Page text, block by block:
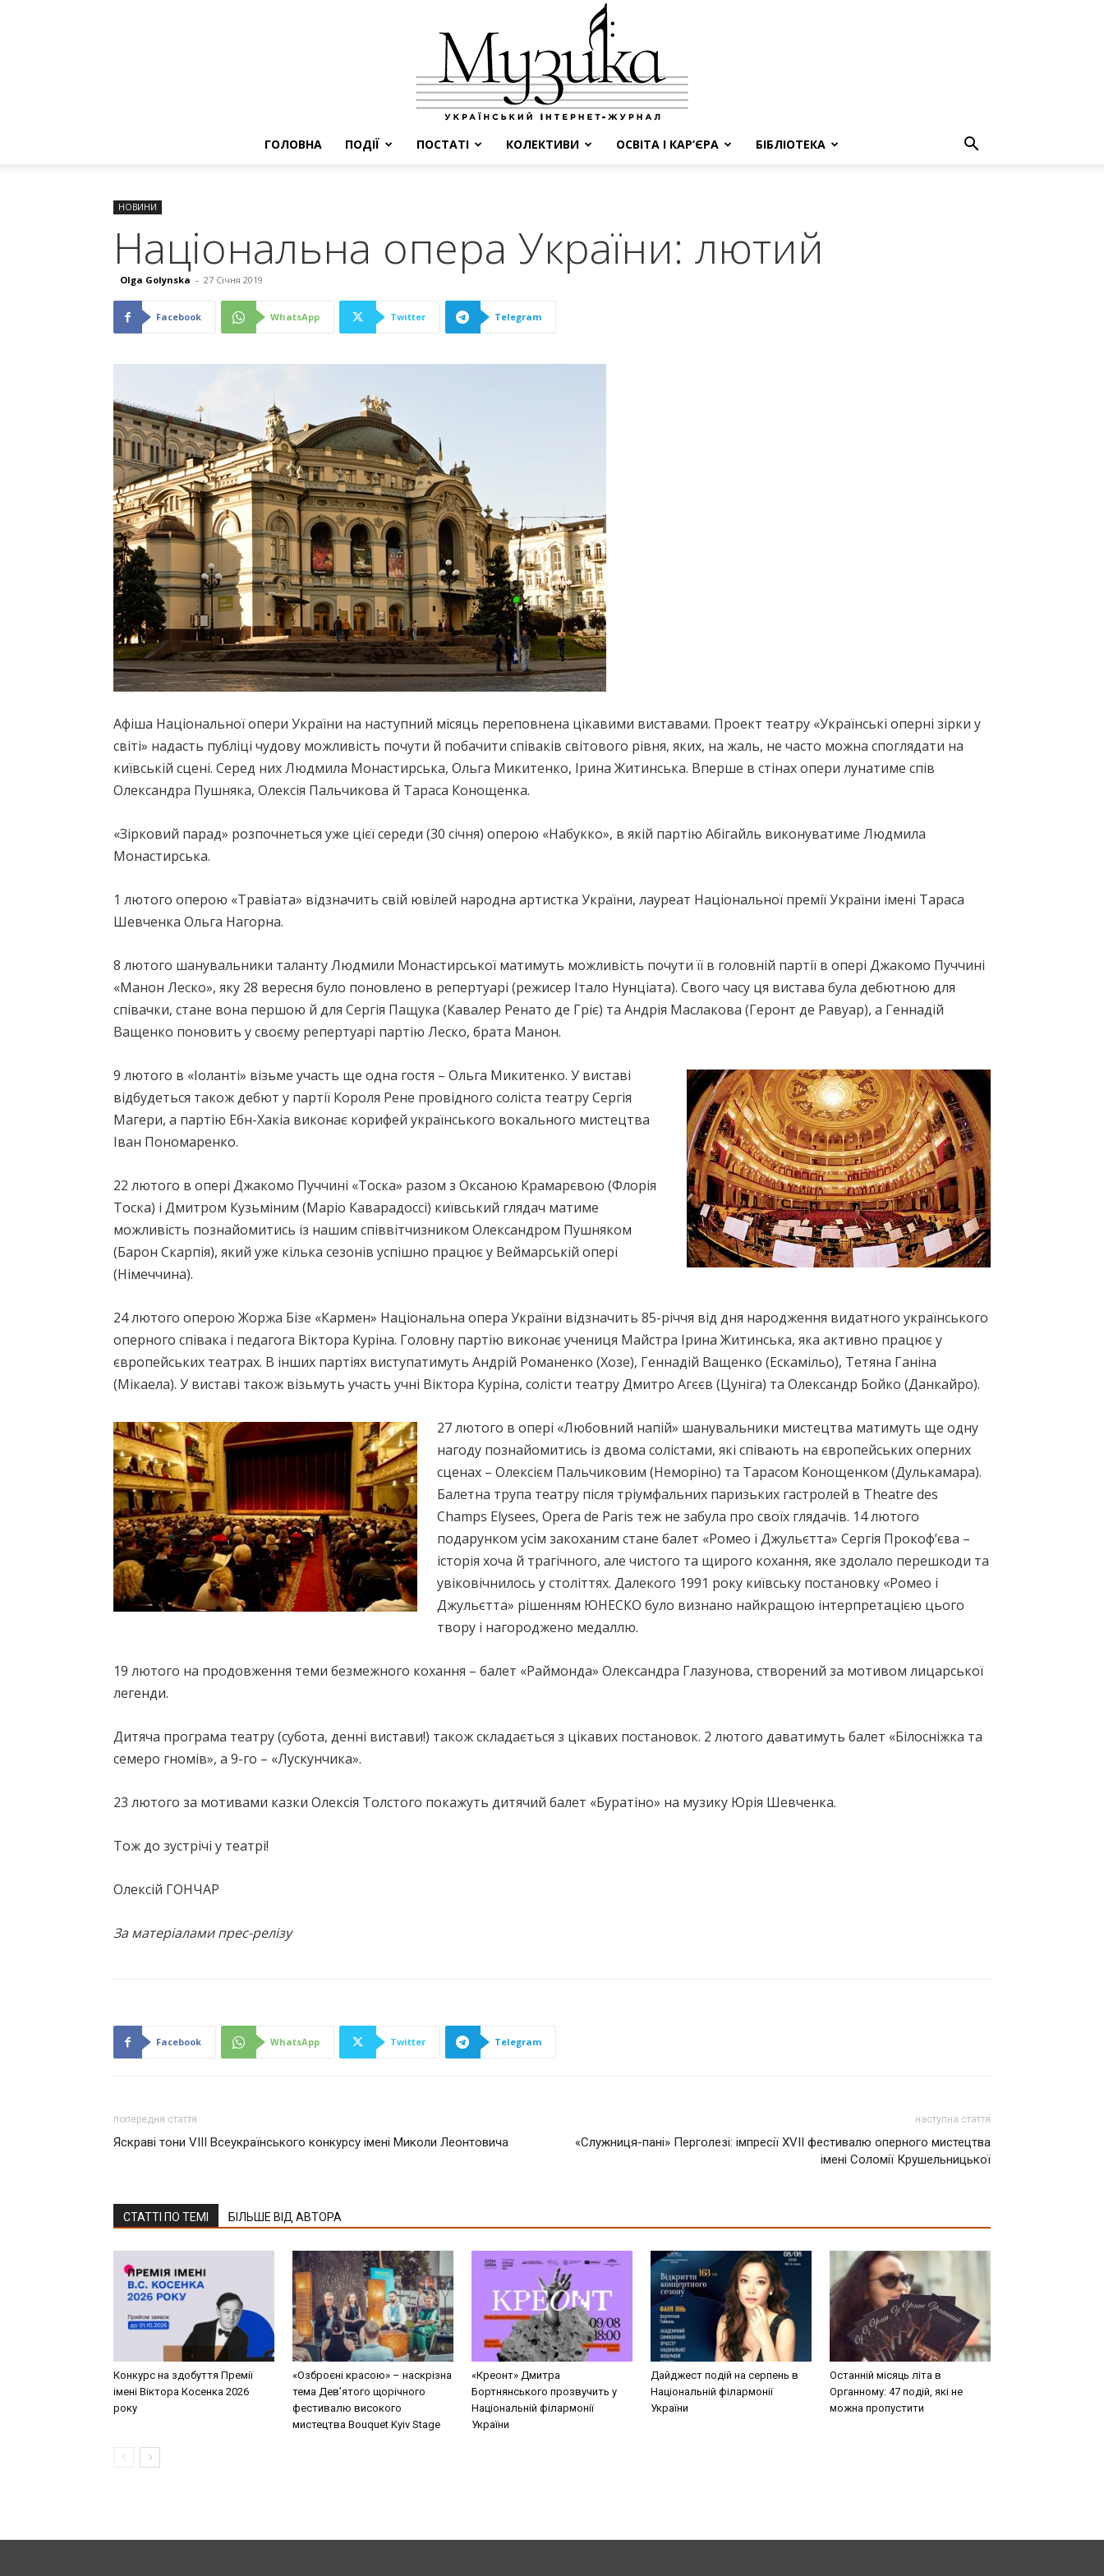
ГОЛОВНА ПОДІЇ ПОСТАТІ КОЛЕКТИВИ ОСВІТА І КАР’ЄРА БІБЛІОТЕКА
НОВИНИ
Національна опера України: лютий
Olga Golynska - 27 Січня 2019
Facebook WhatsApp Twitter Telegram
Афіша Національної опери України на наступний місяць переповнена цікавими виставами. Проект театру «Українські оперні зірки у
світі» надасть публіці чудову можливість почути й побачити співаків світового рівня, яких, на жаль, не часто можна споглядати на
київській сцені. Серед них Людмила Монастирська, Ольга Микитенко, Ірина Житинська. Вперше в стінах опери лунатиме спів
Олександра Пушняка, Олексія Пальчикова й Тараса Конощенка.
«Зірковий парад» розпочнеться уже цієї середи (30 січня) оперою «Набукко», в якій партію Абігайль виконуватиме Людмила
Монастирська.
1 лютого оперою «Травіата» відзначить свій ювілей народна артистка України, лауреат Національної премії України імені Тараса
Шевченка Ольга Нагорна.
8 лютого шанувальники таланту Людмили Монастирської матимуть можливість почути її в головній партії в опері Джакомо Пуччині
«Манон Леско», яку 28 вересня було поновлено в репертуарі (режисер Італо Нунціата). Свого часу ця вистава була дебютною для
співачки, стане вона першою й для Сергія Пащука (Кавалер Ренато де Гріє) та Андрія Маслакова (Геронт де Равуар), а Геннадій
Ващенко поновить у своєму репертуарі партію Леско, брата Манон.
9 лютого в «Іоланті» візьме участь ще одна гостя – Ольга Микитенко. У виставі
відбудеться також дебют у партії Короля Рене провідного соліста театру Сергія
Магери, а партію Ебн-Хакіа виконає корифей українського вокального мистецтва
Іван Пономаренко.
22 лютого в опері Джакомо Пуччині «Тоска» разом з Оксаною Крамарєвою (Флорія
Тоска) і Дмитром Кузьміним (Маріо Каварадоссі) київський глядач матиме
можливість познайомитись із нашим співвітчизником Олександром Пушняком
(Барон Скарпія), який уже кілька сезонів успішно працює у Веймарській опері
(Німеччина).
24 лютого оперою Жоржа Бізе «Кармен» Національна опера України відзначить 85-річчя від дня народження видатного українського
оперного співака і педагога Віктора Куріна. Головну партію виконає учениця Майстра Ірина Житинська, яка активно працює у
європейських театрах. В інших партіях виступатимуть Андрій Романенко (Хозе), Геннадій Ващенко (Ескамільо), Тетяна Ганіна
(Мікаела). У виставі також візьмуть участь учні Віктора Куріна, солісти театру Дмитро Агєєв (Цуніга) та Олександр Бойко (Данкайро).
27 лютого в опері «Любовний напій» шанувальники мистецтва матимуть ще одну
нагоду познайомитись із двома солістами, які співають на європейських оперних
сценах – Олексієм Пальчиковим (Неморіно) та Тарасом Конощенком (Дулькамара).
Балетна трупа театру після тріумфальних паризьких гастролей в Theatre des
Champs Elysees, Opera de Paris теж не забула про своїх глядачів. 14 лютого
подарунком усім закоханим стане балет «Ромео і Джульєтта» Сергія Прокоф’єва –
історія хоча й трагічного, але чистого та щирого кохання, яке здолало перешкоди та
увіковічнилось у століттях. Далекого 1991 року київську постановку «Ромео і
Джульєтта» рішенням ЮНЕСКО було визнано найкращою інтерпретацією цього
твору і нагороджено медаллю.
19 лютого на продовження теми безмежного кохання – балет «Раймонда» Олександра Глазунова, створений за мотивом лицарської
легенди.
Дитяча програма театру (субота, денні вистави!) також складається з цікавих постановок. 2 лютого даватимуть балет «Білосніжка та
семеро гномів», а 9-го – «Лускунчика».
23 лютого за мотивами казки Олексія Толстого покажуть дитячий балет «Буратіно» на музику Юрія Шевченка.
Тож до зустрічі у театрі!
Олексій ГОНЧАР
За матеріалами прес-релізу
Facebook WhatsApp Twitter Telegram
попередня стаття
Яскраві тони VIII Всеукраїнського конкурсу імені Миколи Леонтовича
наступна стаття
«Cлужниця-пані» Перголезі: iмпресії ХVІІ фестивалю оперного мистецтва
імені Cоломії Крушельницької
СТАТТІ ПО ТЕМІ БІЛЬШЕ ВІД АВТОРА
Конкурс на здобуття Премії
імені Віктора Косенка 2026
року
«Озброєні красою» – наскрізна
тема Дев’ятого щорічного
фестивалю високого
мистецтва Bouquet Kyiv Stage
«Креонт» Дмитра
Бортнянського прозвучить у
Національній філармонії
України
Дайджест подій на серпень в
Національній філармонії
України
Останній місяць літа в
Органному: 47 подій, які не
можна пропустити